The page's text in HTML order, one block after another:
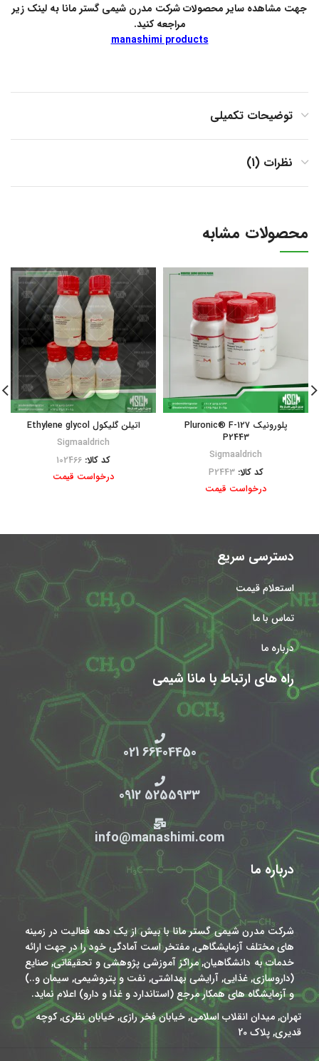
جهت مشاهده سایر محصولات شرکت مدرن شیمی گستر مانا به لینک زیر
مراجعه کنید.
manashimi products
توضیحات تکمیلی
نظرات (1)
محصولات مشابه
پلورونیک Pluronic® F-127
P2443
Sigmaaldrich
کد کالا:P2443
درخواست قیمت
اتیلن گلیکول Ethylene glycol
Sigmaaldrich
کد کالا: 102466
درخواست قیمت
دسترسی سریع
استعلام قیمت
تماس با ما
درباره ما
راه های ارتباط با مانا شیمی
66404450 021
5255933 0912
info@manashimi.com
درباره ما
شرکت مدرن شیمی گستر مانا با بیش از یک دهه فعالیت در زمینه
های مختلف آزمایشگاهی, مفتخر است آمادگی خود را در جهت ارائه
خدمات به دانشگاهیان, مراکز آموزشی پژوهشی و تحقیقاتی, صنایع
(داروسازی, غذایی, آرایشی بهداشتی, نفت و پتروشیمی, سیمان و..)
و آزمایشگاه های همکار مرجع (استاندارد و غذا و دارو) اعلام نماید.
تهران, میدان انقلاب اسلامی, خیابان فخر رازی, خیابان نظری, کوچه
قدیری, پلاک 20